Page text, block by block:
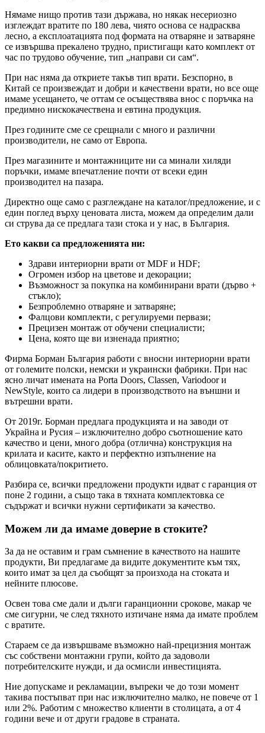
Нямаме нищо против тази държава, но някак несериозно
изглеждат вратите по 180 лева, чиято основа се надрасква
лесно, а експлоатацията под формата на отваряне и затваряне
се извършва прекалено трудно, пристигащи като комплект от
час по трудово обучение, тип „направи си сам“.
При нас няма да откриете такъв тип врати. Безспорно, в
Китай се произвеждат и добри и качествени врати, но все още
имаме усещането, че оттам се осъществява внос с поръчка на
предимно нискокачествена и евтина продукция.
През годините сме се срещнали с много и различни
производители, не само от Европа.
През магазините и монтажниците ни са минали хиляди
поръчки, имаме впечатление почти от всеки един
производител на пазара.
Директно още само с разглеждане на каталог/предложение, и с
един поглед върху ценовата листа, можем да определим дали
си струва да се предлага тази стока и у нас, в България.
Ето какви са предложенията ни:
Здрави интериорни врати от MDF и HDF;
Огромен избор на цветове и декорации;
Възможност за покупка на комбинирани врати (дърво +
стъкло);
Безпроблемно отваряне и затваряне;
Фалцови комплекти, с регулируеми первази;
Прецизен монтаж от обучени специалисти;
Цена, която ще ви изненада приятно;
Фирма Борман България работи с вносни интериорни врати
от големите полски, немски и украински фабрики. При нас
ясно личат имената на Porta Doors, Classen, Variodoor и
NewStyle, които са лидери в производството на външни и
вътрешни врати.
От 2019г. Борман предлага продукцията и на заводи от
Украйна и Русия – изключително добро съотношение като
качество и цени, много добра (отлична) конструкция на
крилата и касите, както и перфектно изпълнение на
облицовката/покритието.
Разбира се, всички предложени продукти идват с гаранция от
поне 2 години, а също така в тяхната комплектовка се
съдържат и всички нужни сертификати за качество.
Можем ли да имаме доверие в стоките?
За да не оставим и грам съмнение в качеството на нашите
продукти, Ви предлагаме да видите документите към тях,
които имат за цел да съобщят за произхода на стоката и
нейните плюсове.
Освен това сме дали и дълги гаранционни срокове, макар че
сме сигурни, че след тяхното изтичане няма да имате проблем
с вратите.
Стараем се да извършваме възможно най-прецизния монтаж
със собствени монтажни групи, който да задоволи
потребителските нужди, и да осмисли инвестицията.
Ние допускаме и рекламации, въпреки че до този момент
такива постъпват при нас изключително малко, не повече от 1
или 2%. Работим с множество клиенти в столицата, а от 4
години вече и от други градове в страната.